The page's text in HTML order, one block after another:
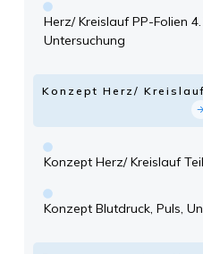
Herz/ Kreislauf PP-Folien
Untersuchung
Konzept Herz/ Kreislauf
Konzept Herz/ Kreislauf
Konzept Blutdruck, Puls,